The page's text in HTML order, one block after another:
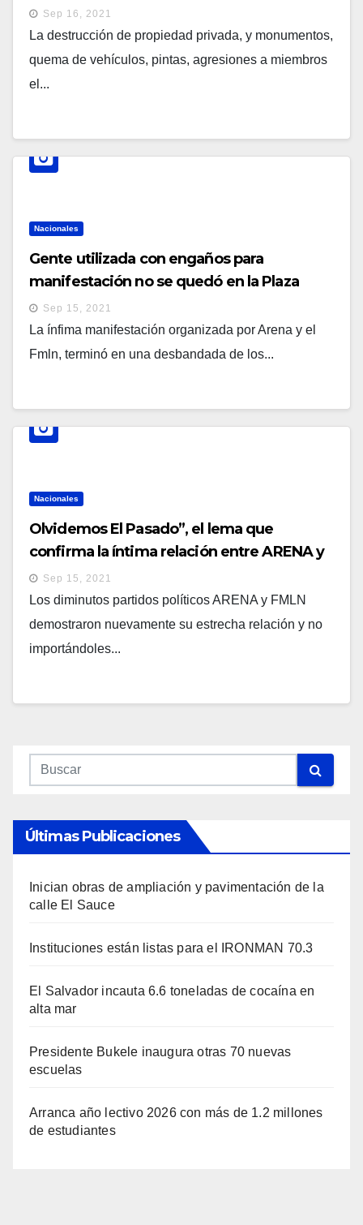
poderes fácticos apoyando
Sep 16, 2021
La destrucción de propiedad privada, y monumentos,
quema de vehículos, pintas, agresiones a miembros
el...
Nacionales
Gente utilizada con engaños para
manifestación no se quedó en la Plaza
Morazán y abandonó de inmediato la zona
en buses
Sep 15, 2021
La ínfima manifestación organizada por Arena y el
Fmln, terminó en una desbandada de los...
Nacionales
Olvidemos El Pasado”, el lema que
confirma la íntima relación entre ARENA y
el FMLN
Sep 15, 2021
Los diminutos partidos políticos ARENA y FMLN
demostraron nuevamente su estrecha relación y no
importándoles...
Últimas Publicaciones
Inician obras de ampliación y pavimentación de la
calle El Sauce
Instituciones están listas para el IRONMAN 70.3
El Salvador incauta 6.6 toneladas de cocaína en
alta mar
Presidente Bukele inaugura otras 70 nuevas
escuelas
Arranca año lectivo 2026 con más de 1.2 millones
de estudiantes